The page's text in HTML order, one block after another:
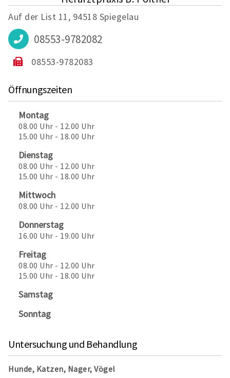
Auf der List 11, 94518 Spiegelau
08553-9782082
08553-9782083
Öffnungszeiten
Montag
08.00 Uhr - 12.00 Uhr
15.00 Uhr - 18.00 Uhr
Dienstag
08.00 Uhr - 12.00 Uhr
15.00 Uhr - 18.00 Uhr
Mittwoch
08.00 Uhr - 12.00 Uhr
Donnerstag
16.00 Uhr - 19.00 Uhr
Freitag
08.00 Uhr - 12.00 Uhr
15.00 Uhr - 18.00 Uhr
Samstag
Sonntag
Untersuchung und Behandlung
Hunde, Katzen, Nager, Vögel